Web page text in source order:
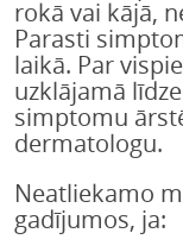
rokā vai kājā,
Parasti
laikā. Par
uzklājamā
simptomu
dermatologu.
Neatliekamo
gadījumos, ja: